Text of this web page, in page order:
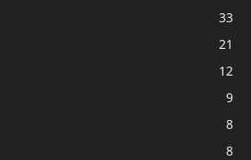
33
21
12
9
8
8